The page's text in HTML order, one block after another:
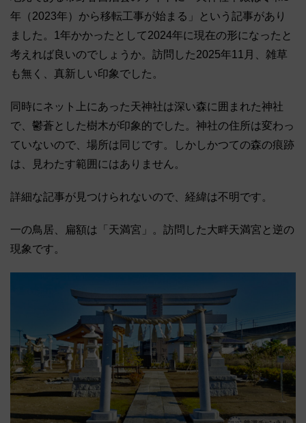
年（2023年）から移転工事が始まる」という記事があり
ました。1年かかったとして2024年に現在の形になったと
考えれば良いのでしょうか。訪問した2025年11月、雑草
も無く、真新しい印象でした。
同時にネット上にあった天神社は深い森に囲まれた神社
で、鬱蒼とした樹木が印象的でした。神社の住所は変わっ
ていないので、場所は同じです。しかしかつての森の痕跡
は、見わたす範囲にはありません。
詳細な記事が見つけられないので、経緯は不明です。
一の鳥居、扁額は「天満宮」。訪問した大畔天満宮と逆の
現象です。